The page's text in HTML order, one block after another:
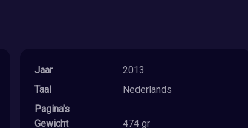
Jaar
2013
Taal
Nederlands
Pagina's
Gewicht
474 gr